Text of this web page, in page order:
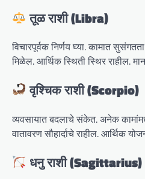
तूळ राशी (Libra)
विचारपूर्वक निर्णय घ्या. कामात
मिळेल. आर्थिक स्थिती स्थिर राहील.
वृश्चिक राशी (Scorpio)
व्यवसायात बदलाचे संकेत. अनेक
वातावरण सौहार्दाचे राहील. आर्थिक
धनु राशी (Sagittarius)